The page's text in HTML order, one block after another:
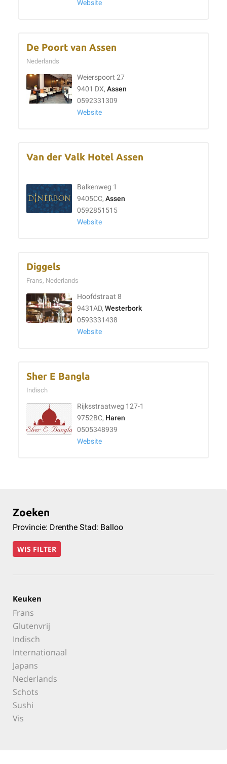
Website
De Poort van Assen
Nederlands
Weierspoort 27
9401 DX, Assen
0592331309
Website
Van der Valk Hotel Assen
Balkenweg 1
9405CC, Assen
0592851515
Website
Diggels
Frans, Nederlands
Hoofdstraat 8
9431AD, Westerbork
0593331438
Website
Sher E Bangla
Indisch
Rijksstraatweg 127-1
9752BC, Haren
0505348939
Website
Zoeken
Provincie: Drenthe Stad: Balloo
WIS FILTER
Keuken
Frans
Glutenvrij
Indisch
Internationaal
Japans
Nederlands
Schots
Sushi
Vis